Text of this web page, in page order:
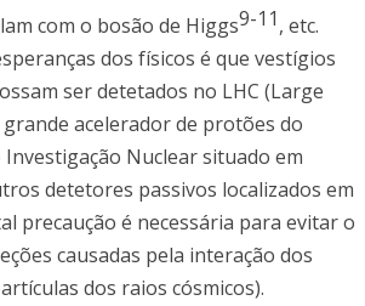
com o bosão de Higgs9-11, etc.
dos físicos é que vestígios
ser detetados no LHC (Large
acelerador de protões do
Nuclear situado em
detetores passivos localizados em
precaução é necessária para evitar o
causadas pela interação dos
dos raios cósmicos).